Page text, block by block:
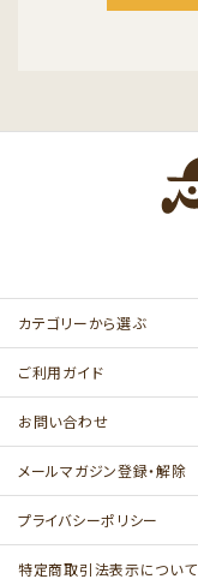
カテゴリーから選ぶ
ご利用ガイド
お問い合わせ
メールマガジン登録・解除
プライバシーポリシー
特定商取引法表示について